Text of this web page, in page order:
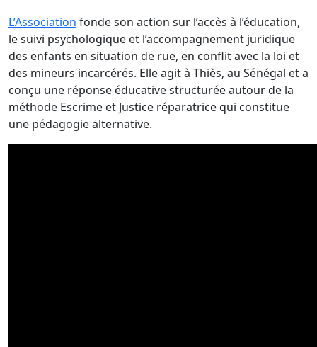
L’Association fonde son action sur l’accès à l’éducation,
le suivi psychologique et l’accompagnement juridique
des enfants en situation de rue, en conflit avec la loi et
des mineurs incarcérés. Elle agit à Thiès, au Sénégal et a
conçu une réponse éducative structurée autour de la
méthode Escrime et Justice réparatrice qui constitue
une pédagogie alternative.